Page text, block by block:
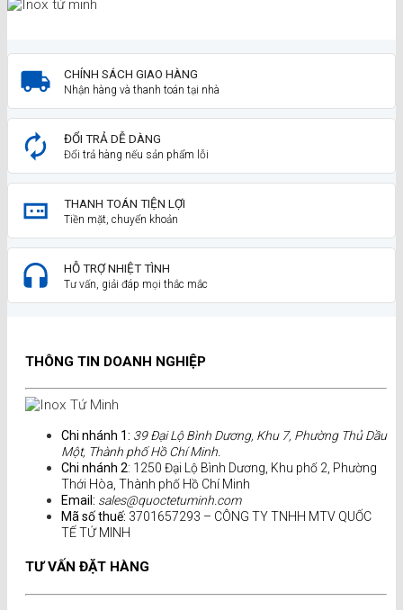
CHÍNH SÁCH GIAO HÀNG
Nhận hàng và thanh toán tại nhà
ĐỔI TRẢ DỄ DÀNG
Đổi trả hàng nếu sản phẩm lỗi
THANH TOÁN TIỆN LỢI
Tiền mặt, chuyển khoản
HỖ TRỢ NHIỆT TÌNH
Tư vấn, giải đáp mọi thắc mắc
THÔNG TIN DOANH NGHIỆP
Chi nhánh 1: 39 Đại Lộ Bình Dương, Khu 7, Phường Thủ Dầu
Một, Thành phố Hồ Chí Minh.
Chi nhánh 2: 1250 Đại Lộ Bình Dương, Khu phố 2, Phường
Thới Hòa, Thành phố Hồ Chí Minh
Email: sales@quoctetuminh.com
Mã số thuế: 3701657293 – CÔNG TY TNHH MTV QUỐC
TẾ TỨ MINH
TƯ VẤN ĐẶT HÀNG